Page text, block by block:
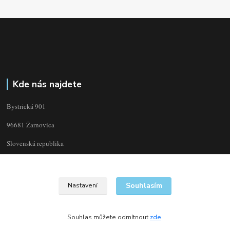
Kde nás najdete
Bystrická 901
96681 Žarnovica
Slovenská republika
Nastavení Souhlasím
Souhlas můžete odmítnout zde.